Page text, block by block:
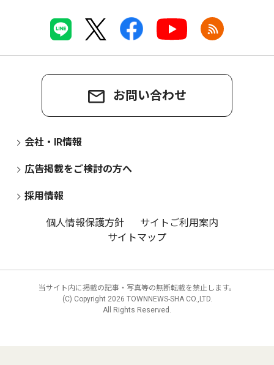
お問い合わせ
会社・IR情報
広告掲載をご検討の方へ
採用情報
個人情報保護方針
サイトご利用案内
サイトマップ
当サイト内に掲載の記事・写真等の無断転載を禁止します。
(C) Copyright 2026 TOWNNEWS-SHA CO.,LTD.
All Rights Reserved.